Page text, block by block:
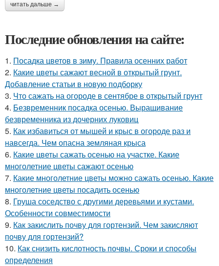
читать дальше →
Последние обновления на сайте:
1. Посадка цветов в зиму. Правила осенних работ
2. Какие цветы сажают весной в открытый грунт.
Добавление статьи в новую подборку
3. Что сажать на огороде в сентябре в открытый грунт
4. Безвременник посадка осенью. Выращивание
безвременника из дочерних луковиц
5. Как избавиться от мышей и крыс в огороде раз и
навсегда. Чем опасна земляная крыса
6. Какие цветы сажать осенью на участке. Какие
многолетние цветы сажают осенью
7. Какие многолетние цветы можно сажать осенью. Какие
многолетние цветы посадить осенью
8. Груша соседство с другими деревьями и кустами.
Особенности совместимости
9. Как закислить почву для гортензий. Чем закисляют
почву для гортензий?
10. Как снизить кислотность почвы. Сроки и способы
определения